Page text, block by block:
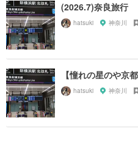
(2026.7)奈良旅行
hatsuki 神奈川
【憧れの星のや京
hatsuki 神奈川